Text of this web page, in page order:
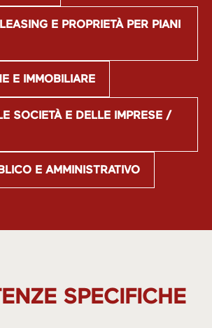
E PROPRIETÀ PER PIANI
E IMMOBILIARE
SOCIETÀ E DELLE IMPRESE /
E AMMINISTRATIVO
SPECIFICHE